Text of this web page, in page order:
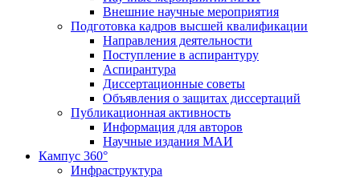
Внешние научные мероприятия
Подготовка кадров высшей квалификации
Направления деятельности
Поступление в аспирантуру
Аспирантура
Диссертационные советы
Объявления о защитах диссертаций
Публикационная активность
Информация для авторов
Научные издания МАИ
Кампус 360°
Инфраструктура